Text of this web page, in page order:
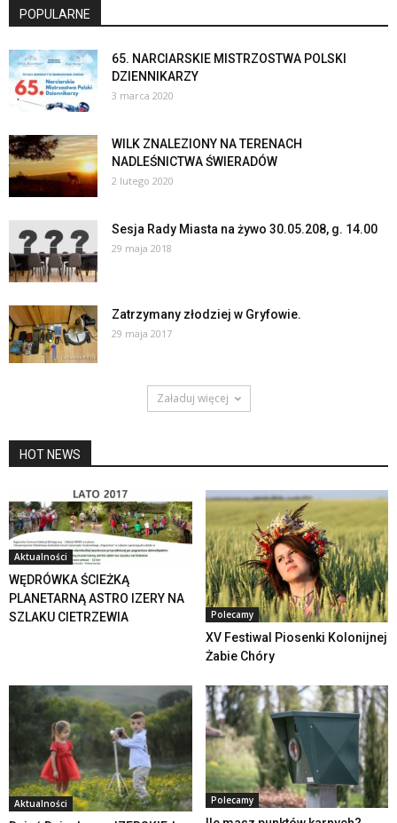
POPULARNE
65. NARCIARSKIE MISTRZOSTWA POLSKI
DZIENNIKARZY
3 marca 2020
WILK ZNALEZIONY NA TERENACH
NADLEŚNICTWA ŚWIERADÓW
2 lutego 2020
Sesja Rady Miasta na żywo 30.05.208, g. 14.00
29 maja 2018
Zatrzymany złodziej w Gryfowie.
29 maja 2017
Załaduj więcej
HOT NEWS
Aktualności
WĘDRÓWKA ŚCIEŻKĄ
PLANETARNĄ ASTRO IZERY NA
SZLAKU CIETRZEWIA
Polecamy
XV Festiwal Piosenki Kolonijnej
Żabie Chóry
Aktualności Polecamy